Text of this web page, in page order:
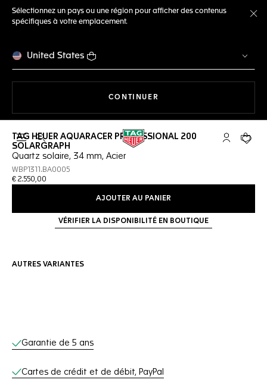
Sélectionnez un pays ou une région pour afficher des contenus
spécifiques à votre emplacement.
United States
CONTINUER
Ouvrir la barre de recherche Compte My
Votre
TAG HEUER AQUARACER PROFESSIONAL 200
SOLARGRAPH
Quartz solaire, 34 mm, Acier
WBP1311.BA0005
€ 2.550,00
AJOUTER AU PANIER
VÉRIFIER LA DISPONIBILITÉ EN BOUTIQUE
AUTRES VARIANTES
Services en ligne
Garantie de 5 ans
Cartes de crédit et de débit, PayPal